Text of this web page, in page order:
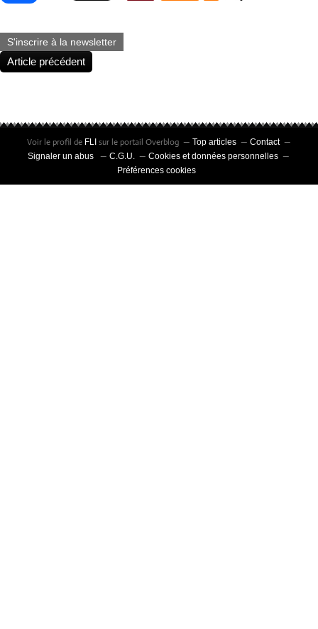
S'inscrire à la newsletter
Article précédent
Voir le profil de FLI sur le portail Overblog Top articles
Contact
Signaler un abus
C.G.U.
Cookies et données personnelles
Préférences cookies